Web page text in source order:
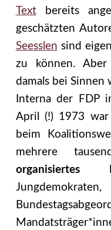
Textbereits
geschätzten
Seesslen sind
zu können.
damals bei Sinnen
Interna der FDP
April (!) 1973
beim
mehrere
organisiertes